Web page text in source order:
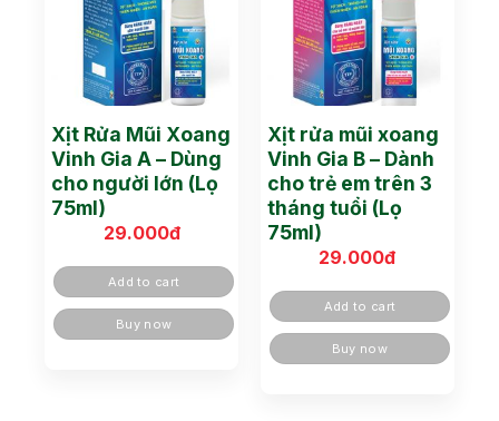
Xịt Rửa Mũi Xoang
Vinh Gia A – Dùng
cho người lớn (Lọ
75ml)
29.000đ
Add to cart
Buy now
Xịt rửa mũi xoang
Vinh Gia B – Dành
cho trẻ em trên 3
tháng tuổi (Lọ
75ml)
29.000đ
Add to cart
Buy now